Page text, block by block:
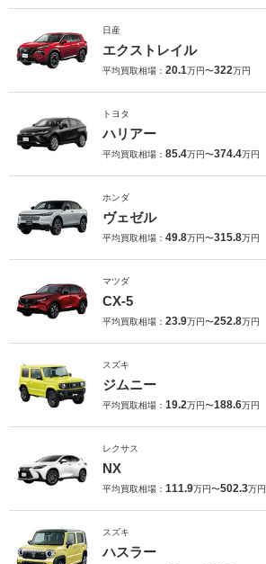
日産
エクストレイル
平均買取相場： 20.1万円〜322万円
トヨタ
ハリアー
平均買取相場： 85.4万円〜374.4万円
ホンダ
ヴェゼル
平均買取相場： 49.8万円〜315.8万円
マツダ
CX-5
平均買取相場： 23.9万円〜252.8万円
スズキ
ジムニー
平均買取相場： 19.2万円〜188.6万円
レクサス
NX
平均買取相場： 111.9万円〜502.3万円
スズキ
ハスラー